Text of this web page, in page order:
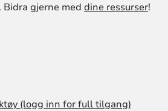
gjerne med dine ressurser!
(logg inn for full tilgang)